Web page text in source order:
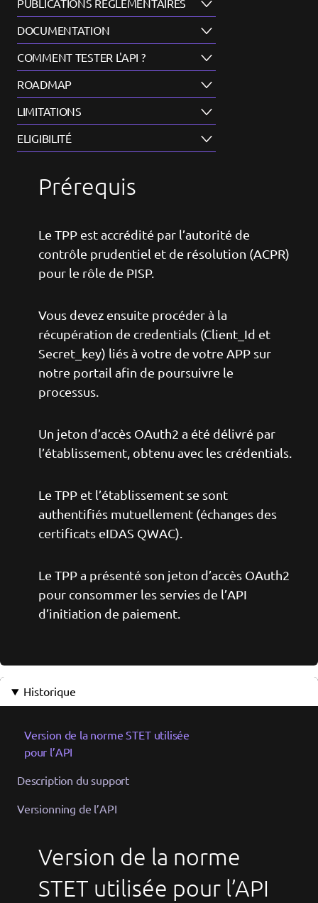
PUBLICATIONS RÉGLEMENTAIRES
DOCUMENTATION
COMMENT TESTER L'API ?
ROADMAP
LIMITATIONS
ELIGIBILITÉ
Prérequis
Le TPP est accrédité par l’autorité de
contrôle prudentiel et de résolution (ACPR)
pour le rôle de PISP.
Vous devez ensuite procéder à la
récupération de credentials (Client_Id et
Secret_key) liés à votre de votre APP sur
notre portail afin de poursuivre le
processus.
Un jeton d’accès OAuth2 a été délivré par
l’établissement, obtenu avec les crédentials.
Le TPP et l’établissement se sont
authentifiés mutuellement (échanges des
certificats eIDAS QWAC).
Le TPP a présenté son jeton d’accès OAuth2
pour consommer les servies de l’API
d’initiation de paiement.
Historique
Version de la norme STET utilisée
pour l’API
Description du support
Versionning de l’API
Version de la norme
STET utilisée pour l’API